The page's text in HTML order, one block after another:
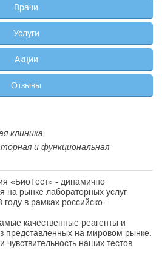
Врачи
Услуги
Акции
Отзывы
клиника
и функциональная
«БиоТест» - динамично
на рынке лабораторных услуг
в рамках российско-
качественные реагенты и
представленных на мировом рынке.
наших тестов